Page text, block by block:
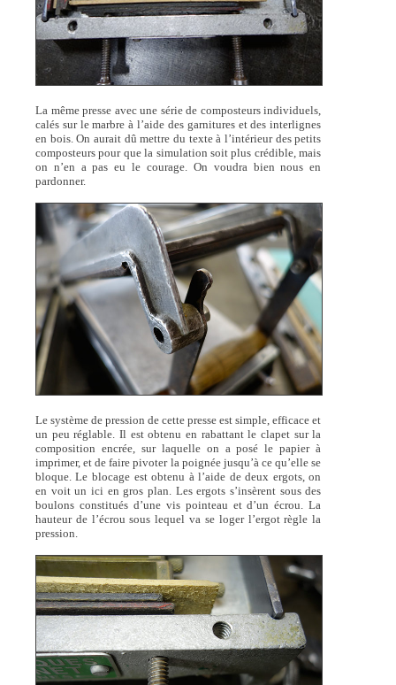
La même presse avec une série de composteurs individuels,
calés sur le marbre à l’aide des garnitures et des interlignes
en bois. On aurait dû mettre du texte à l’intérieur des petits
composteurs pour que la simulation soit plus crédible, mais
on n’en a pas eu le courage. On voudra bien nous en
pardonner.
Le système de pression de cette presse est simple, efficace et
un peu réglable. Il est obtenu en rabattant le clapet sur la
composition encrée, sur laquelle on a posé le papier à
imprimer, et de faire pivoter la poignée jusqu’à ce qu’elle se
bloque. Le blocage est obtenu à l’aide de deux ergots, on
en voit un ici en gros plan. Les ergots s’insèrent sous des
boulons constitués d’une vis pointeau et d’un écrou. La
hauteur de l’écrou sous lequel va se loger l’ergot règle la
pression.